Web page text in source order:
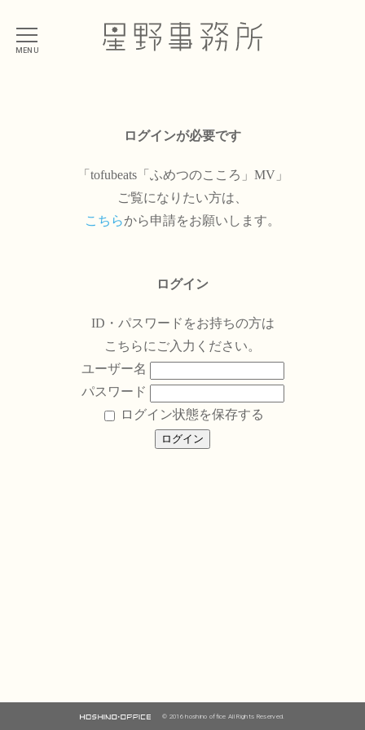
ログインが必要です
「tofubeats「ふめつのこころ」MV」
ご覧になりたい方は、
こちらから申請をお願いします。
ログイン
ID・パスワードをお持ちの方は
こちらにご入力ください。
ユーザー名
パスワード
ログイン状態を保存する
© 2016 hoshino office All Rights Reserved.
MENU